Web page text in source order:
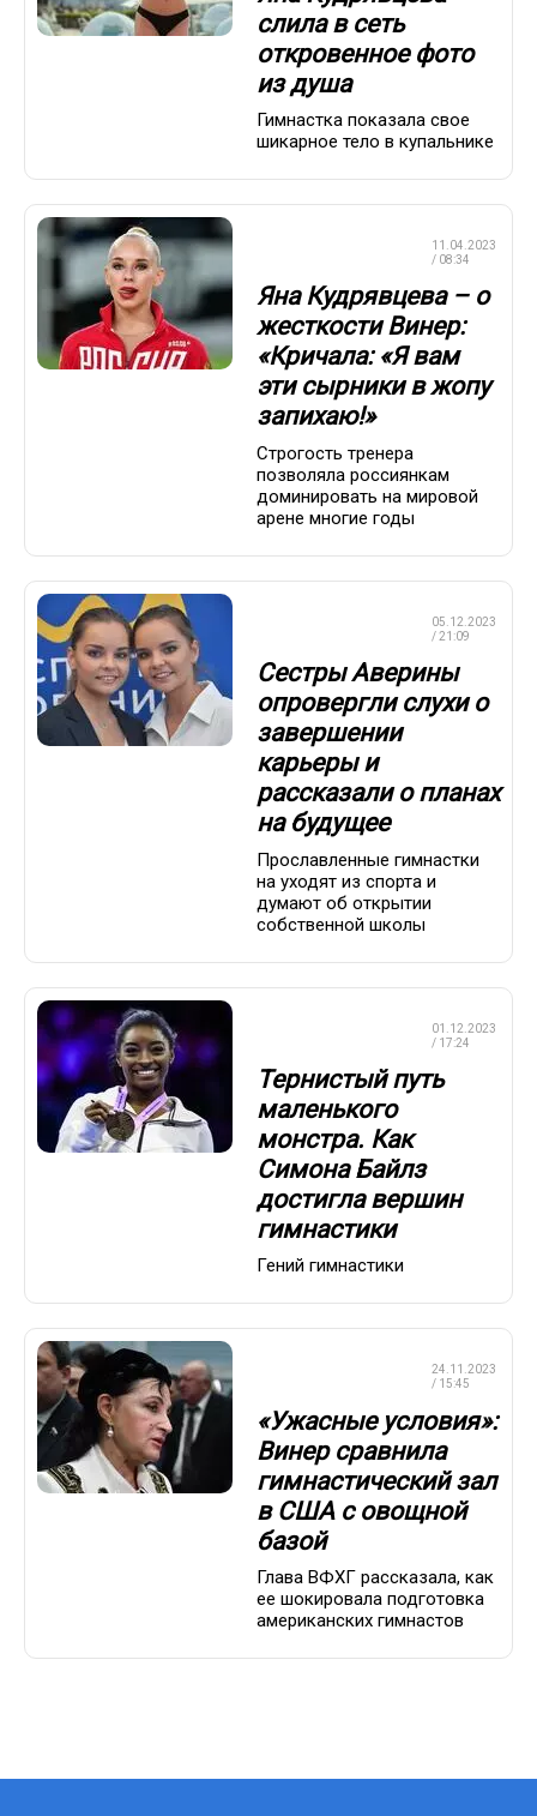
слила в сеть
откровенное фото
из душа
Гимнастка показала свое
шикарное тело в купальнике
11.04.2023
/ 08:34
Яна Кудрявцева – о
жесткости Винер:
«Кричала: «Я вам
эти сырники в жопу
запихаю!»
Строгость тренера
позволяла россиянкам
доминировать на мировой
арене многие годы
05.12.2023
/ 21:09
Сестры Аверины
опровергли слухи о
завершении
карьеры и
рассказали о планах
на будущее
Прославленные гимнастки
на уходят из спорта и
думают об открытии
собственной школы
01.12.2023
/ 17:24
Тернистый путь
маленького
монстра. Как
Симона Байлз
достигла вершин
гимнастики
Гений гимнастики
24.11.2023
/ 15:45
«Ужасные условия»:
Винер сравнила
гимнастический зал
в США с овощной
базой
Глава ВФХГ рассказала, как
ее шокировала подготовка
американских гимнастов